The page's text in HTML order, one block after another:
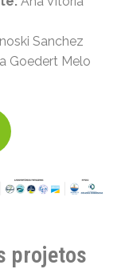
Sanchez
Goedert Melo
projetos